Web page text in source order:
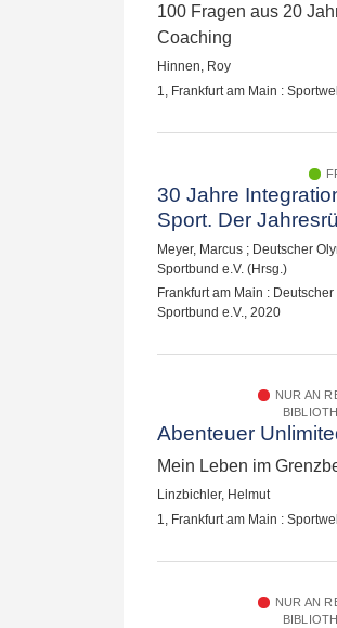
100 Fragen aus 20
Coaching
Hinnen, Roy
1, Frankfurt am Main :
30 Jahre
Sport. Der
Meyer, Marcus ; Deutscher
Sportbund e.V. (Hrsg.)
Frankfurt am Main :
Sportbund e.V., 2020
NUR AN
Abenteuer
Mein Leben im
Linzbichler, Helmut
1, Frankfurt am Main :
NUR AN